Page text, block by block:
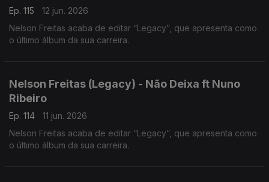
Ep. 115
12 jun. 2026
Nelson Freitas acaba de editar “Legacy”, que apresenta como
o último álbum da sua carreira.
Nelson Freitas (Legacy) - Não Deixa ft Nuno
Ribeiro
Ep. 114
11 jun. 2026
Nelson Freitas acaba de editar “Legacy”, que apresenta como
o último álbum da sua carreira.